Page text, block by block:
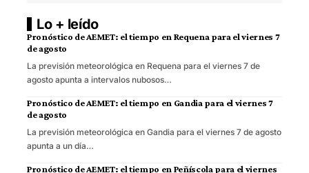
Lo + leído
Pronóstico de AEMET: el tiempo en Requena para el viernes 7
de agosto
La previsión meteorológica en Requena para el viernes 7 de
agosto apunta a intervalos nubosos…
Pronóstico de AEMET: el tiempo en Gandia para el viernes 7
de agosto
La previsión meteorológica en Gandia para el viernes 7 de agosto
apunta a un día…
Pronóstico de AEMET: el tiempo en Peñíscola para el viernes